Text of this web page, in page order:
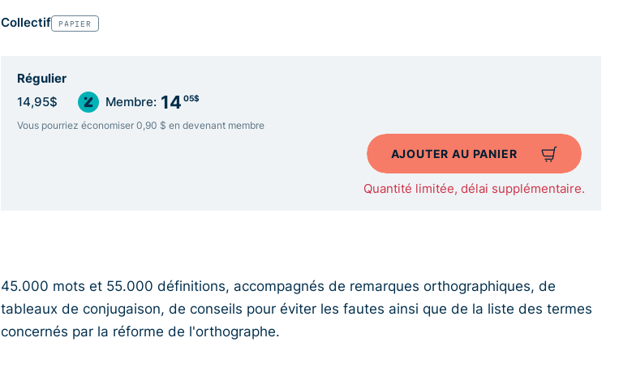
Collectif PAPIER
Régulier
14,95$ Membre: 14 05$
Vous pourriez économiser 0,90 $ en devenant membre
AJOUTER AU PANIER
Quantité limitée, délai supplémentaire.
45.000 mots et 55.000 définitions, accompagnés de remarques orthographiques, de
tableaux de conjugaison, de conseils pour éviter les fautes ainsi que de la liste des termes
concernés par la réforme de l'orthographe.